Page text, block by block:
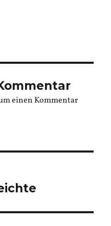
einen Kommentar